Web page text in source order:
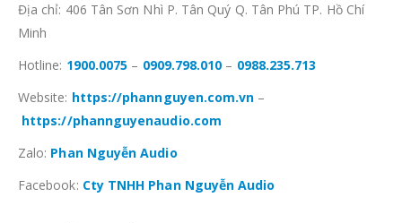
Địa chỉ: 406 Tân Sơn Nhì P. Tân Quý Q. Tân Phú TP. Hồ Chí
Minh
Hotline: 1900.0075 – 0909.798.010 – 0988.235.713
Website: https://phannguyen.com.vn –
https://phannguyenaudio.com
Zalo: Phan Nguyễn Audio
Facebook: Cty TNHH Phan Nguyễn Audio